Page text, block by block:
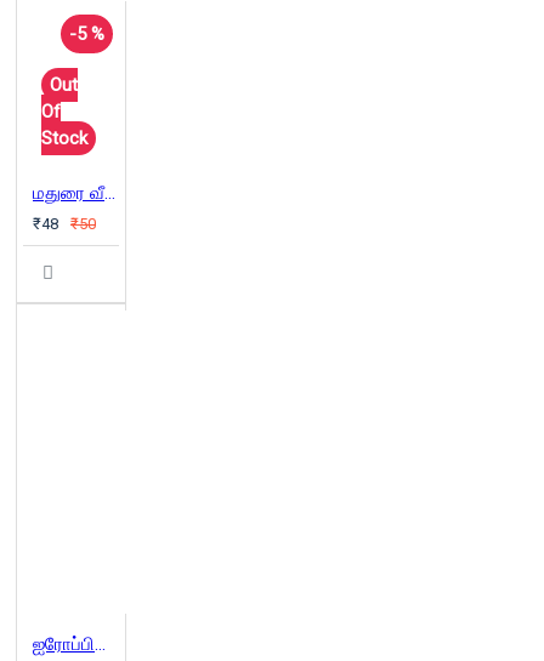
-5 %
Out
Of
Stock
மதுரை வீரன்
₹48 ₹50
ஐரோப்பியத் தத்துவ இயல்